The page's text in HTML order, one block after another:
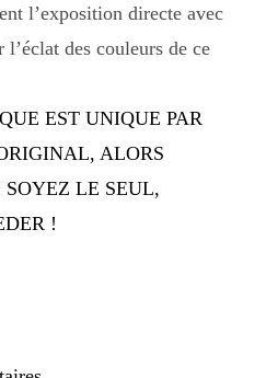
l’exposition directe avec
des couleurs de ce
EST UNIQUE PAR
ALORS
LE SEUL,
!